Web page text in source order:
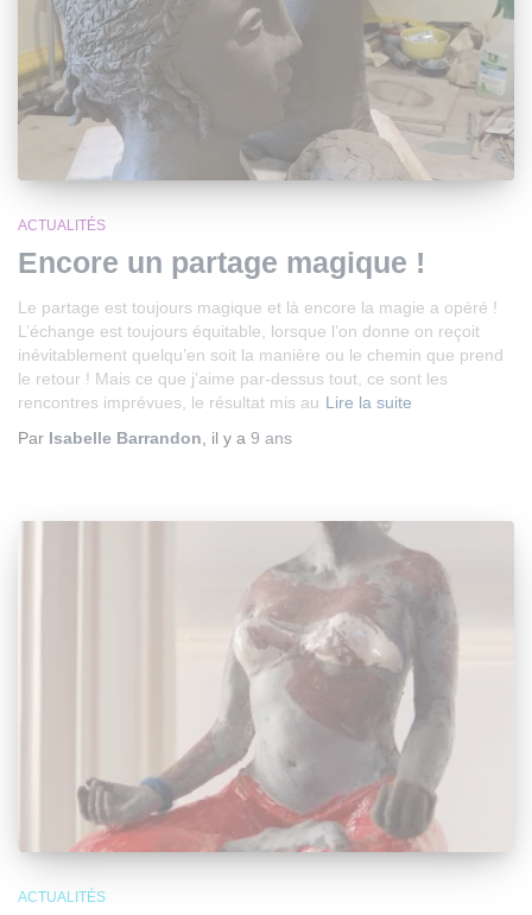
ACTUALITÉS
Encore un partage magique !
Le partage est toujours magique et là encore la magie a opéré !
L’échange est toujours équitable, lorsque l’on donne on reçoit
inévitablement quelqu’en soit la manière ou le chemin que prend
le retour ! Mais ce que j’aime par-dessus tout, ce sont les
rencontres imprévues, le résultat mis au Lire la suite
Par Isabelle Barrandon, il y a 9 ans
ACTUALITÉS